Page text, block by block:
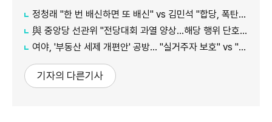
정청래 "한 번 배신하면 또 배신" vs 김민석 "합당, 폭탄선언 안 돼"
與 중앙당 선관위 "전당대회 과열 양상…해당 행위 단호히 대처"
여야, '부동산 세제 개편안' 공방… "실거주자 보호" vs "무책임의 극치"
기자의 다른기사